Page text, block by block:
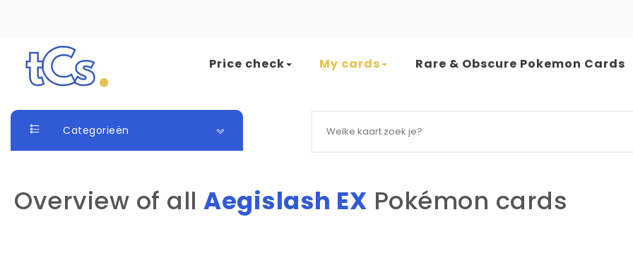
Skip to content
Price check My cards Rare & Obscure Pokemon Cards
Categorieën
Overview of all Aegislash EX Pokémon cards